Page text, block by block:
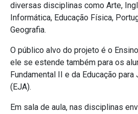
diversas disciplinas como Arte,
Informática, Educação Física,
Geografia.
O público alvo do projeto é o
ele se estende também para os
Fundamental II e da Educação
(EJA).
Em sala de aula, nas disciplinas